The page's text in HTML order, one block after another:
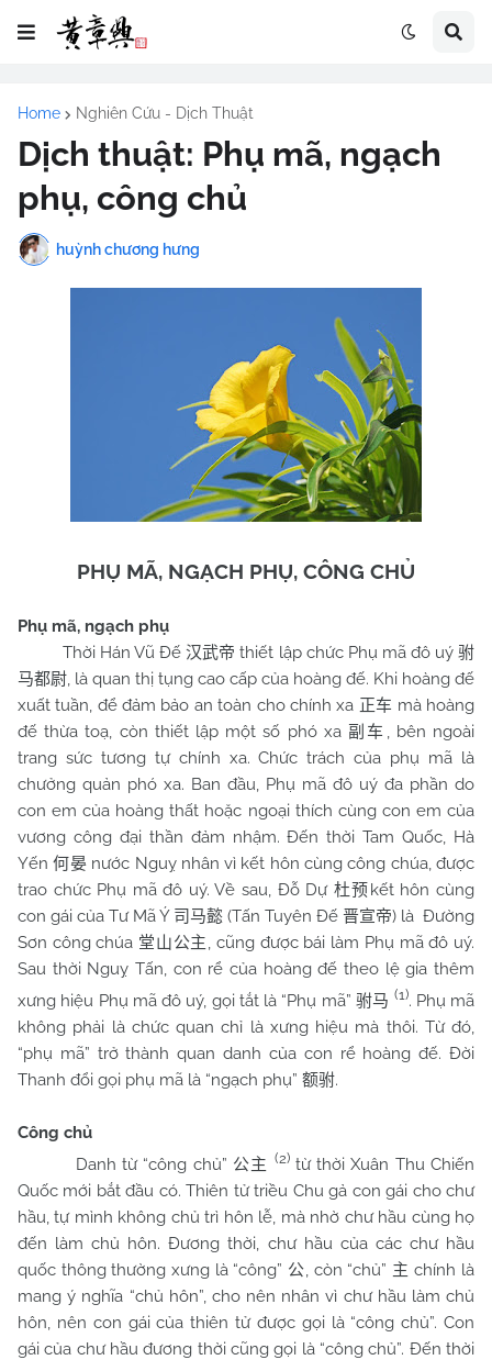
Home Nghiên Cứu - Dịch Thuật
Dịch thuật: Phụ mã, ngạch
phụ, công chủ
huỳnh chương hưng
PHỤ MÃ, NGẠCH PHỤ, CÔNG CHỦ
Phụ mã, ngạch phụ
Thời Hán Vũ Đế汉武帝 thiết lập chức Phụ mã đô uý驸
马都尉, là quan thị tụng cao cấp của hoàng đế. Khi hoàng đế
xuất tuần, để đảm bảo an toàn cho chính xa 正车 mà hoàng
đế thừa toạ, còn thiết lập một số phó xa副车 , bên ngoài
trang sức tương tự chính xa. Chức trách của phụ mã là
chưởng quản phó xa. Ban đầu, Phụ mã đô uý đa phần do
con em của hoàng thất hoặc ngoại thích cùng con em của
vương công đại thần đảm nhậm. Đến thời Tam Quốc, Hà
Yến何晏 nước Nguỵ nhân vì kết hôn cùng công chúa, được
trao chức Phụ mã đô uý. Về sau, Đỗ Dự 杜预 kết hôn cùng
con gái của Tư Mã Ý 司马懿 (Tấn Tuyên Đế 晋宣帝) là Đường
Sơn công chúa 堂山公主, cũng được bái làm Phụ mã đô uý.
Sau thời Nguỵ Tấn, con rể của hoàng đế theo lệ gia thêm
xưng hiệu Phụ mã đô uý, gọi tắt là “Phụ mã” 驸马 (1). Phụ mã
không phải là chức quan chỉ là xưng hiệu mà thôi. Từ đó,
“phụ mã” trở thành quan danh của con rể hoàng đế. Đời
Thanh đổi gọi phụ mã là “ngạch phụ” 额驸.
Công chủ
Danh từ “công chủ” 公主 (2)từ thời Xuân Thu Chiến
Quốc mới bắt đầu có. Thiên tử triều Chu gả con gái cho chư
hầu, tự mình không chủ trì hôn lễ, mà nhờ chư hầu cùng họ
đến làm chủ hôn. Đương thời, chư hầu của các chư hầu
quốc thông thường xưng là “công” 公, còn “chủ” 主 chính là
mang ý nghĩa “chủ hôn”, cho nên nhân vì chư hầu làm chủ
hôn, nên con gái của thiên tử được gọi là “công chủ”. Con
gái của chư hầu đương thời cũng gọi là “công chủ”. Đến thời